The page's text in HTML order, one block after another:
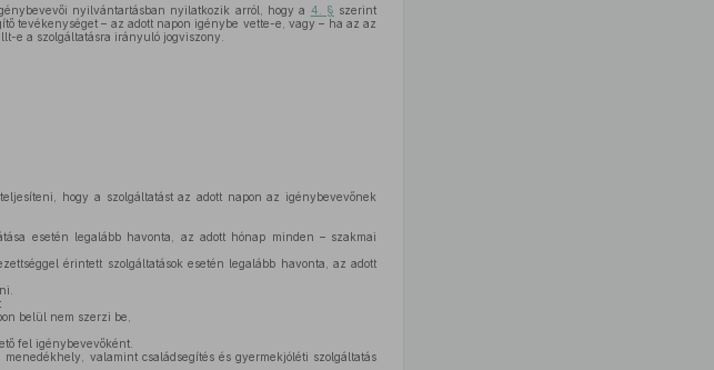
nyilvántartásban nyilatkozik arról, hogy a 4. § szerint
tevékenységet – az adott napon igénybe vette-e, vagy – ha az az
e a szolgáltatásra irányuló jogviszony.
hogy a szolgáltatást az adott napon az igénybevevőnek
esetén legalább havonta, az adott hónap minden – szakmai
érintett szolgáltatások esetén legalább havonta, az adott
belül nem szerzi be,
fel igénybevevőként.
valamint családsegítés és gyermekjóléti szolgáltatás